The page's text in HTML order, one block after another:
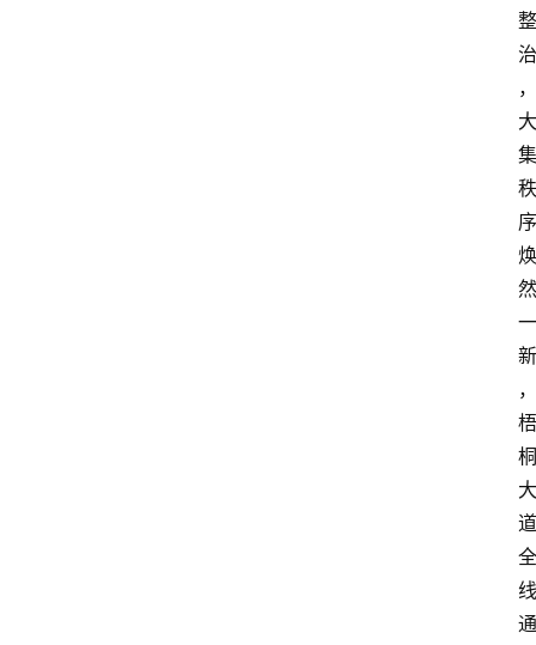
整
治
，
大
集
秩
序
焕
然
一
新
，
梧
桐
大
道
全
线
通